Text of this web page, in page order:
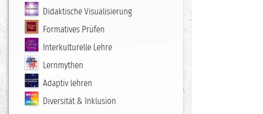
Didaktische Visualisierung
Formatives Prüfen
Interkulturelle Lehre
Lernmythen
Adaptiv lehren
Diversität & Inklusion